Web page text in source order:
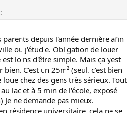
depuis l'année dernière afin
ou j'étudie. Obligation de louer
loins d'être simple. Mais ça yest
C'est un 25m² (seul, c'est bien
chez des gens très sérieux. Tout
lac et à 5 min de l'école, exposé
Je ne demande pas mieux.
résidence universitaire, cela ne se